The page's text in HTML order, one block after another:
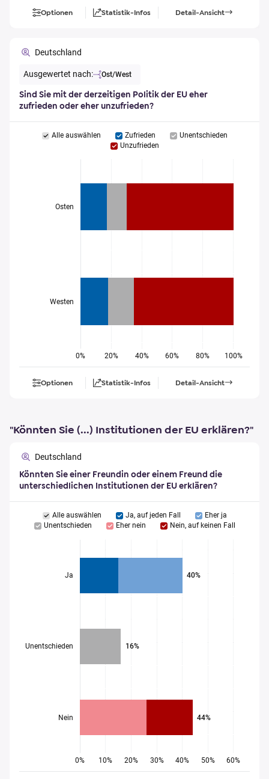
Optionen Statistik-Infos Detail-Ansicht
Deutschland
Ausgewertet nach: Ost/West
Sind Sie mit der derzeitigen Politik der EU eher
zufrieden oder eher unzufrieden?
Alle auswählen Zufrieden
Unentschieden
Unzufrieden
0% 20% 40% 60% 80% 100%
Osten
Westen
Optionen Statistik-Infos Detail-Ansicht
"Könnten Sie (...) Institutionen der EU erklären?"
Deutschland
Könnten Sie einer Freundin oder einem Freund die
unterschiedlichen Institutionen der EU erklären?
Alle auswählen Ja, auf jeden Fall
Eher ja
Unentschieden
Eher nein Nein, auf keinen Fall
0% 10% 20% 30% 40% 50% 60%
40%
16%
44%
Ja
Unentschieden
Nein